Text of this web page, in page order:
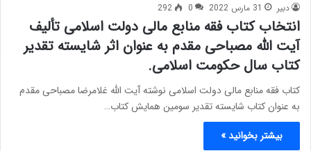
دبیر 31 مارس 2022 0
292
انتخاب کتاب فقه منابع مالی دولت اسلامی تألیف
آیت الله مصباحی مقدم به عنوان اثر شایسته تقدیر
کتاب سال حکومت اسلامی.
کتاب فقه منابع مالی دولت اسلامی نوشته آیت الله غلامرضا مصباحی مقدم
به عنوان کتاب شایسته تقدیر سومین همایش کتاب…
بیشتر بخوانید »